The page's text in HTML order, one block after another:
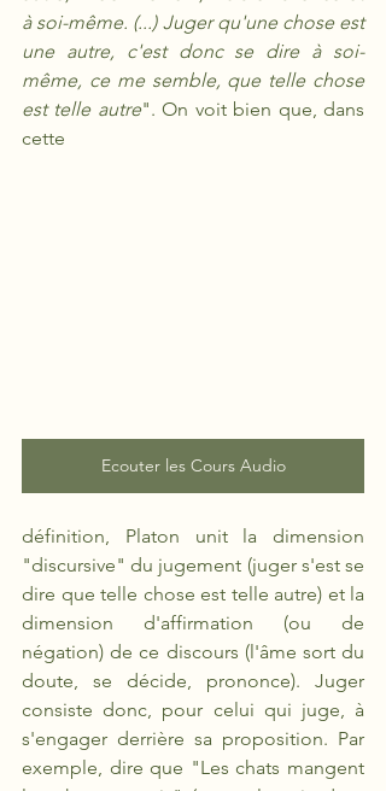
à soi-même. (...) Juger qu'une chose est
une autre, c'est donc se dire à soi-
même, ce me semble, que telle chose
est telle autre". On voit bien que, dans
cette
Ecouter les Cours Audio
définition, Platon unit la dimension
"discursive" du jugement (juger s'est se
dire que telle chose est telle autre) et la
dimension d'affirmation (ou de
négation) de ce discours (l'âme sort du
doute, se décide, prononce). Juger
consiste donc, pour celui qui juge, à
s'engager derrière sa proposition. Par
exemple, dire que "Les chats mangent